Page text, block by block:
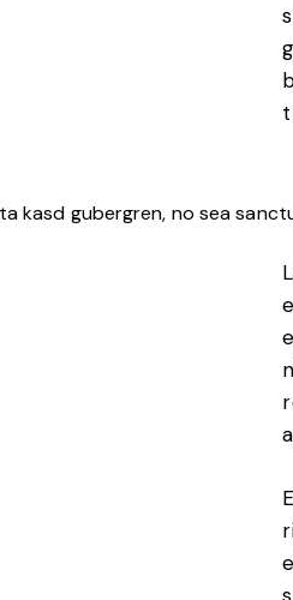
kasd gubergren, no sea